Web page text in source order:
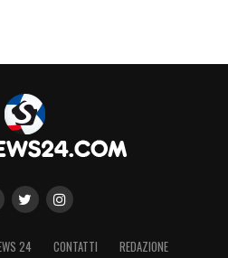
24 CONTATTI
REDAZIONE